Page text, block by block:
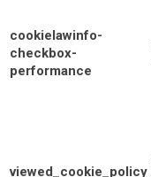
cookielawinfo-
checkbox-
performance
viewed_cookie_policy